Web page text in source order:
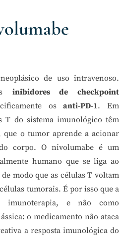
de uso intravenoso.
inibidores de checkpoint
osanti-PD-1. Em
T do sistema imunológico têm
que o tumor aprende a acionar
corpo. O nivolumabe é um
humano que se liga ao
modo que as células T voltam
tumorais. É por isso que a
imunoterapia, e não como
o medicamento não ataca
a resposta imunológica do